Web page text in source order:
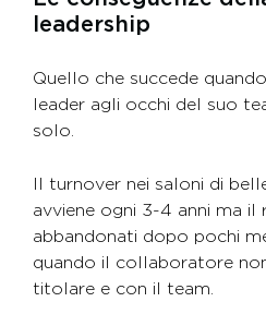
leadership
Quello che succede
leader agli occhi del suo
solo.
Il turnover nei saloni di
avviene ogni 3-4 anni ma il
abbandonati dopo pochi
quando il collaboratore
titolare e con il team.